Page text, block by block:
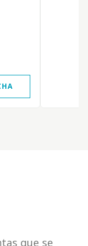
que se